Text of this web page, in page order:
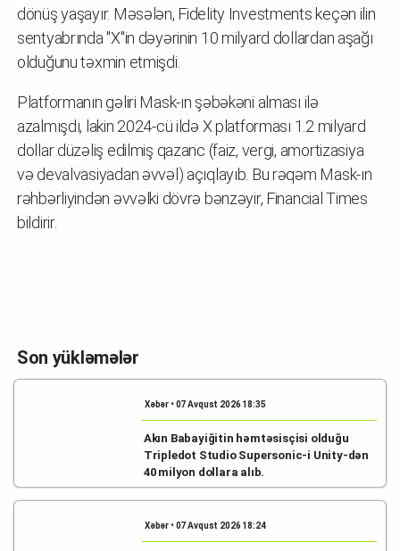
dönüş yaşayır. Məsələn, Fidelity Investments keçən ilin
sentyabrında "X"in dəyərinin 10 milyard dollardan aşağı
olduğunu təxmin etmişdi.
Platformanın gəliri Mask-ın şəbəkəni alması ilə
azalmışdı, lakin 2024-cü ildə X platforması 1.2 milyard
dollar düzəliş edilmiş qazanc (faiz, vergi, amortizasiya
və devalvasiyadan əvvəl) açıqlayıb. Bu rəqəm Mask-ın
rəhbərliyindən əvvəlki dövrə bənzəyir, Financial Times
bildirir.
Son yükləmələr
Xəbər • 07 Avqust 2026 18:35
Akın Babayiğitin həmtəsisçisi olduğu
Tripledot Studio Supersonic-i Unity-dən
40 milyon dollara alıb.
Xəbər • 07 Avqust 2026 18:24